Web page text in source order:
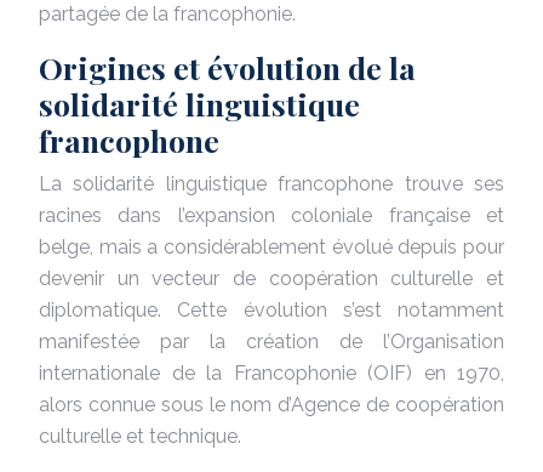
partagée de la francophonie.
Origines et évolution de la
solidarité linguistique
francophone
La solidarité linguistique francophone trouve ses
racines dans l’expansion coloniale française et
belge, mais a considérablement évolué depuis pour
devenir un vecteur de coopération culturelle et
diplomatique. Cette évolution s’est notamment
manifestée par la création de l’Organisation
internationale de la Francophonie (OIF) en 1970,
alors connue sous le nom d’Agence de coopération
culturelle et technique.